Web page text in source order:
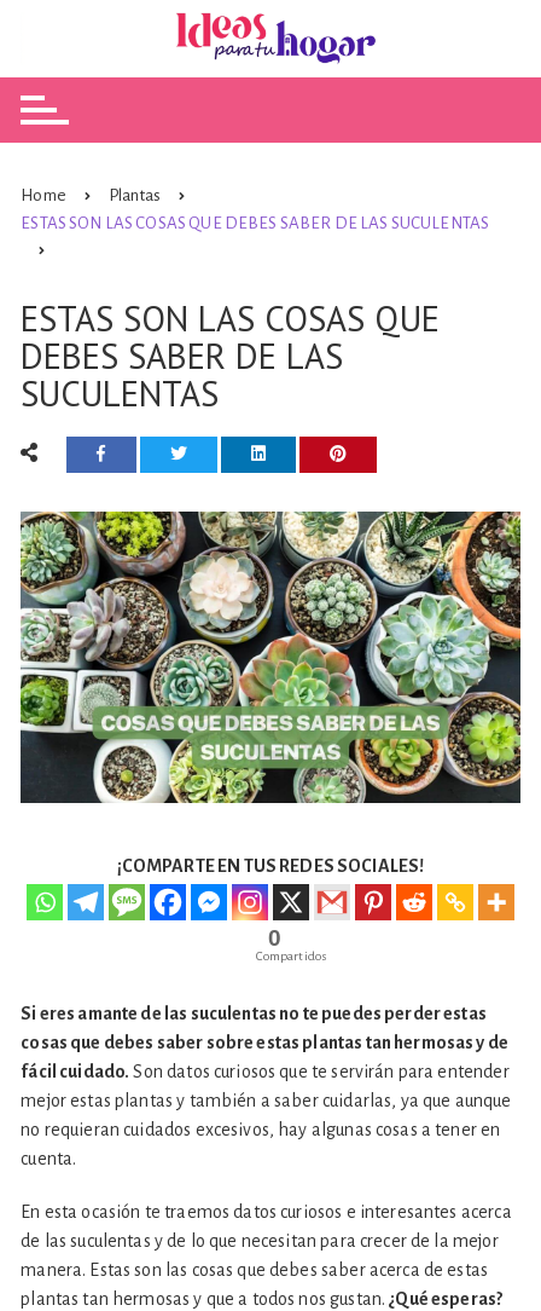
Home
Plantas
ESTAS SON LAS COSAS QUE DEBES SABER DE LAS SUCULENTAS
ESTAS SON LAS COSAS QUE
DEBES SABER DE LAS
SUCULENTAS
¡COMPARTE EN TUS REDES SOCIALES!
0
Compartidos
Si eres amante de las suculentas no te puedes perder estas
cosas que debes saber sobre estas plantas tan hermosas y de
fácil cuidado. Son datos curiosos que te servirán para entender
mejor estas plantas y también a saber cuidarlas, ya que aunque
no requieran cuidados excesivos, hay algunas cosas a tener en
cuenta.
En esta ocasión te traemos datos curiosos e interesantes acerca
de las suculentas y de lo que necesitan para crecer de la mejor
manera. Estas son las cosas que debes saber acerca de estas
plantas tan hermosas y que a todos nos gustan.¿Qué esperas?